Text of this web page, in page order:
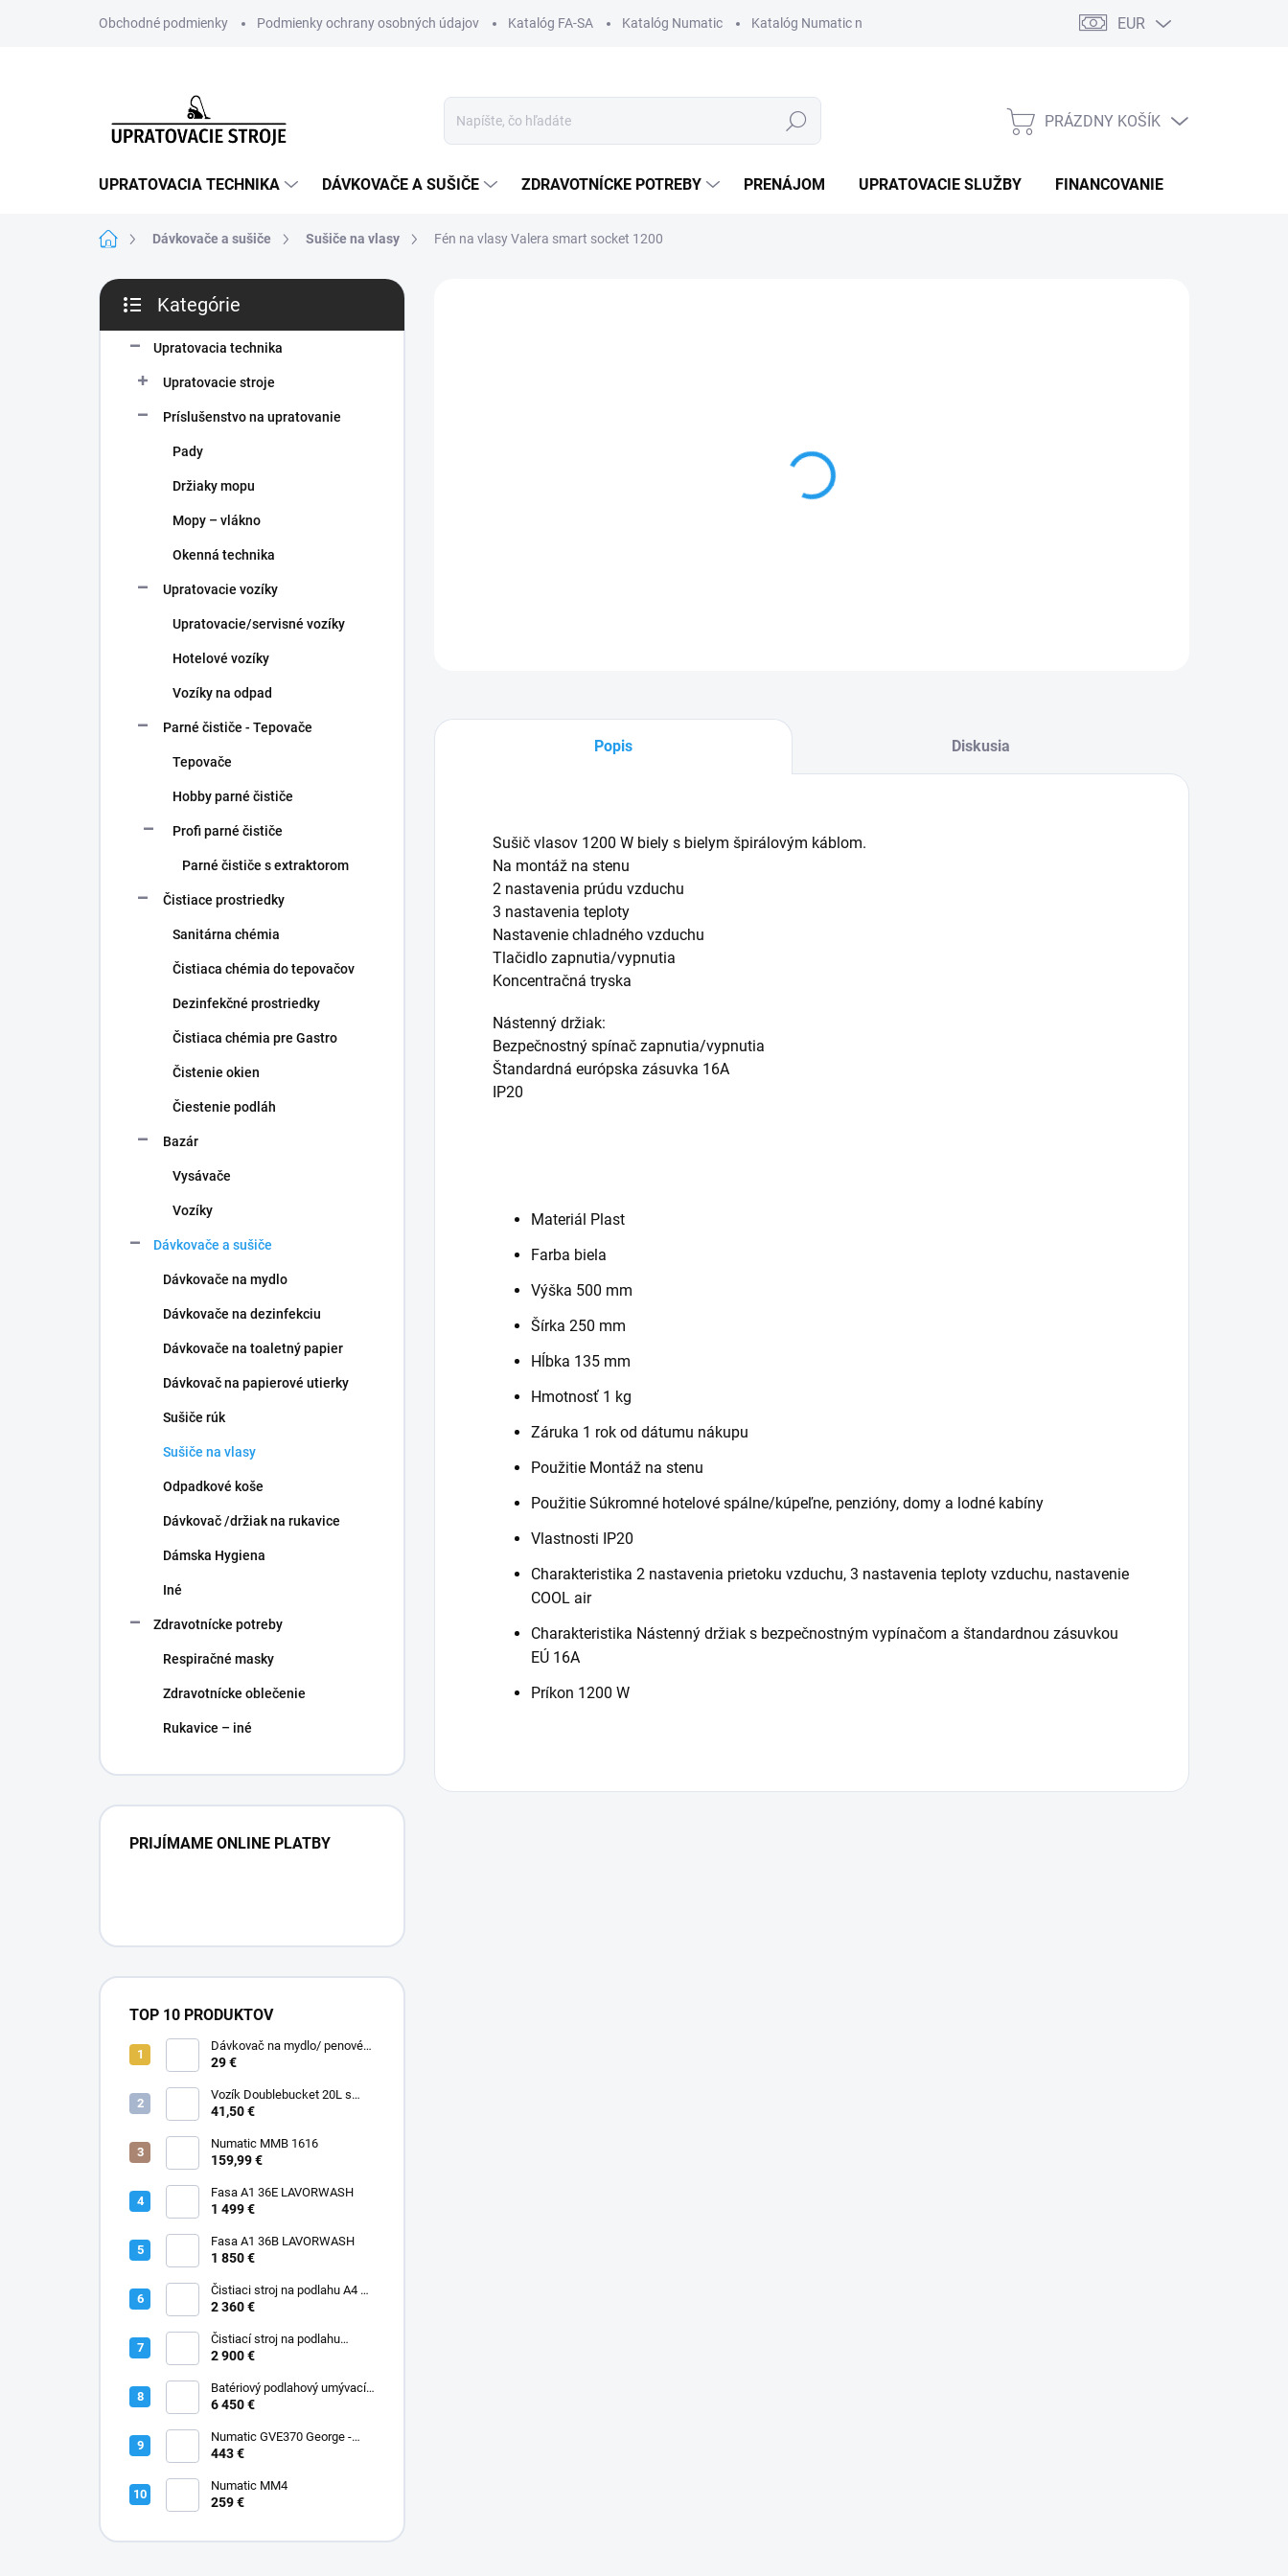
Obchodné podmienky Podmienky ochrany osobných údajov Katalóg FA-SA Katalóg Numatic Katalóg Numatic náhradné diely EUR
Hľadať
NÁKUPNÝ
PRÁZDNY KOŠÍK
UPRATOVACIA TECHNIKA DÁVKOVAČE A SUŠIČE ZDRAVOTNÍCKE POTREBY PRENÁJOM UPRATOVACIE SLUŽBY FINANCOVANIE
DomovDávkovače a sušiče Sušiče na vlasy Fén na vlasy Valera smart socket 1200
B
č
kategórie
Kategórie
Upratovacia technika
Upratovacie stroje
Príslušenstvo na upratovanie
Pady
Držiaky mopu
Mopy – vlákno
Okenná technika
Upratovacie vozíky
Upratovacie/servisné vozíky
Hotelové vozíky
Vozíky na odpad
Parné čističe - Tepovače
Tepovače
Hobby parné čističe
Profi parné čističe
Parné čističe s extraktorom
Čistiace prostriedky
Sanitárna chémia
Čistiaca chémia do tepovačov
Dezinfekčné prostriedky
Čistiaca chémia pre Gastro
Čistenie okien
Čiestenie podláh
Bazár
Vysávače
Vozíky
Dávkovače a sušiče
Dávkovače na mydlo
Dávkovače na dezinfekciu
Dávkovače na toaletný papier
Dávkovač na papierové utierky
Sušiče rúk
Sušiče na vlasy
Odpadkové koše
Dávkovač /držiak na rukavice
Dámska Hygiena
Iné
Zdravotnícke potreby
Respiračné masky
Zdravotnícke oblečenie
Rukavice – iné
PRIJÍMAME ONLINE PLATBY
TOP 10 PRODUKTOV
Dávkovač na mydlo/ penové
mydlo / gél
29 €
Vozík Doublebucket 20L s
horizontálnym lisom
41,50 €
Numatic MMB 1616
159,99 €
Fasa A1 36E LAVORWASH
1 499 €
Fasa A1 36B LAVORWASH
1 850 €
Čistiaci stroj na podlahu A4 45
B Fasa
2 360 €
Čistiací stroj na podlahu
batériový A5 EVO 50 B Fasa
2 900 €
Batériový podlahový umývací
stroj A12 Rider Fasa
6 450 €
Numatic GVE370 George -
Kobercový extraktor s
443 €
Numatic MM4
259 €
Popis Diskusia
Sušič vlasov 1200 W biely s bielym špirálovým káblom.
Na montáž na stenu
2 nastavenia prúdu vzduchu
3 nastavenia teploty
Nastavenie chladného vzduchu
Tlačidlo zapnutia/vypnutia
Koncentračná tryska
Nástenný držiak:
Bezpečnostný spínač zapnutia/vypnutia
Štandardná európska zásuvka 16A
IP20
Materiál Plast
Farba biela
Výška 500 mm
Šírka 250 mm
Hĺbka 135 mm
Hmotnosť 1 kg
Záruka 1 rok od dátumu nákupu
Použitie Montáž na stenu
Použitie Súkromné hotelové spálne/kúpeľne, penzióny, domy a lodné kabíny
Vlastnosti IP20
Charakteristika 2 nastavenia prietoku vzduchu, 3 nastavenia teploty vzduchu, nastavenie
COOL air
Charakteristika Nástenný držiak s bezpečnostným vypínačom a štandardnou zásuvkou
EÚ 16A
Príkon 1200 W